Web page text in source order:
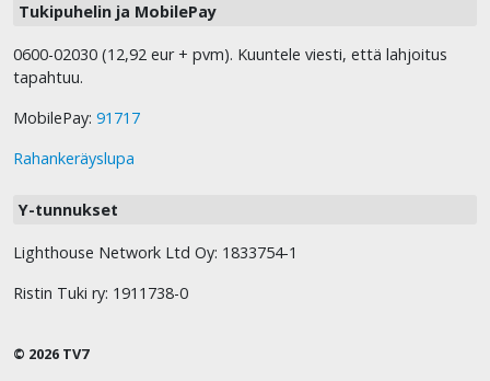
Tukipuhelin ja MobilePay
0600-02030 (12,92 eur + pvm). Kuuntele viesti, että lahjoitus
tapahtuu.
MobilePay: 91717
Rahankeräyslupa
Y-tunnukset
Lighthouse Network Ltd Oy: 1833754-1
Ristin Tuki ry: 1911738-0
© 2026 TV7